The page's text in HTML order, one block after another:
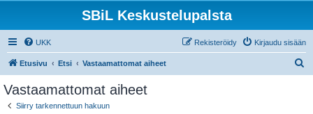
SBiL Keskustelupalsta
UKK Kirjaudu sisään
Rekisteröidy
Etusivu Etsi Vastaamattomat aiheet
Vastaamattomat aiheet
Siirry tarkennettuun hakuun